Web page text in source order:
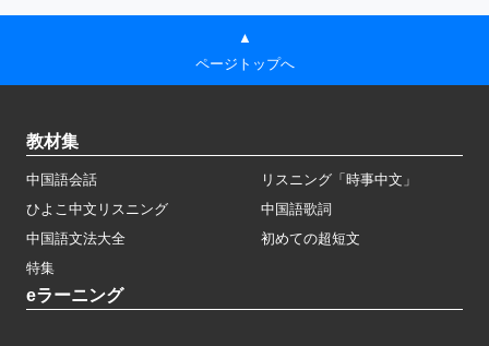
▲
ページトップへ
教材集
中国語会話
リスニング「時事中文」
ひよこ中文リスニング
中国語歌詞
中国語文法大全
初めての超短文
特集
eラーニング